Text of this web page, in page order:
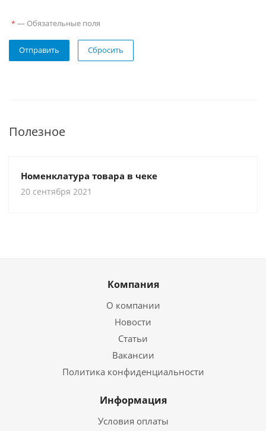
* — Обязательные поля
Отправить Сбросить
Полезное
Номенклатура товара в чеке
20 сентября 2021
Компания
О компании
Новости
Статьи
Вакансии
Политика конфиденциальности
Информация
Условия оплаты